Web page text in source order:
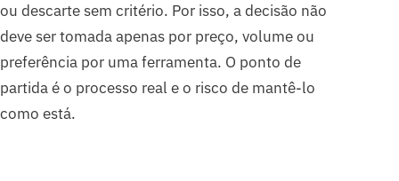
ou descarte sem critério. Por isso, a decisão não
deve ser tomada apenas por preço, volume ou
preferência por uma ferramenta. O ponto de
partida é o processo real e o risco de mantê-lo
como está.